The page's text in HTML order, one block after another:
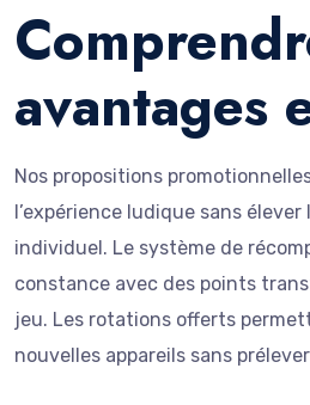
avantages
Nos propositions
l’expérience ludique sans
individuel. Le système de
constance avec des points
jeu. Les rotations offerts
nouvelles appareils sans